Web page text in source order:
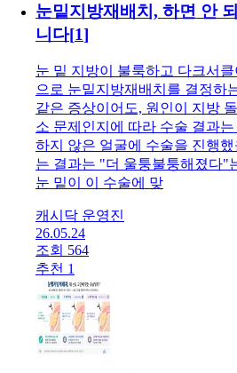
눈밑지방재배치, 하면 안
니다[1]
눈 밑 지방이 불룩하고 다크서
으로 눈밑지방재배치를 결정하
같은 증상이어도, 원인이 지방
소 문제인지에 따라 수술 결과
하지 않은 얼굴에 수술을 진행
는 결과는 "더 울퉁불퉁해졌다"
눈 밑이 이 수술에 맞
캐시닥 운영진
26.05.24
조회 564
추천 1